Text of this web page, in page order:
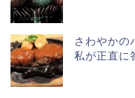
さわやかの
私が正直に